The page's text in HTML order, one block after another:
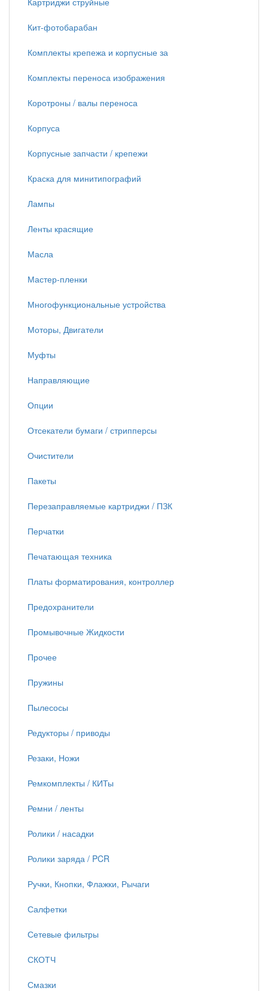
Кит-фотобарабан
Комплекты крепежа и корпусные за
Комплекты переноса изображения
Коротроны / валы переноса
Корпуса
Корпусные запчасти / крепежи
Краска для минитипографий
Лампы
Ленты красящие
Масла
Мастер-пленки
Многофункциональные устройства
Моторы, Двигатели
Муфты
Направляющие
Опции
Отсекатели бумаги / стрипперсы
Очистители
Пакеты
Перезаправляемые картриджи / ПЗК
Перчатки
Печатающая техника
Платы форматирования, контроллер
Предохранители
Промывочные Жидкости
Прочее
Пружины
Пылесосы
Редукторы / приводы
Резаки, Ножи
Ремкомплекты / КИТы
Ремни / ленты
Ролики / насадки
Ролики заряда / PCR
Ручки, Кнопки, Флажки, Рычаги
Салфетки
Сетевые фильтры
СКОТЧ
Смазки